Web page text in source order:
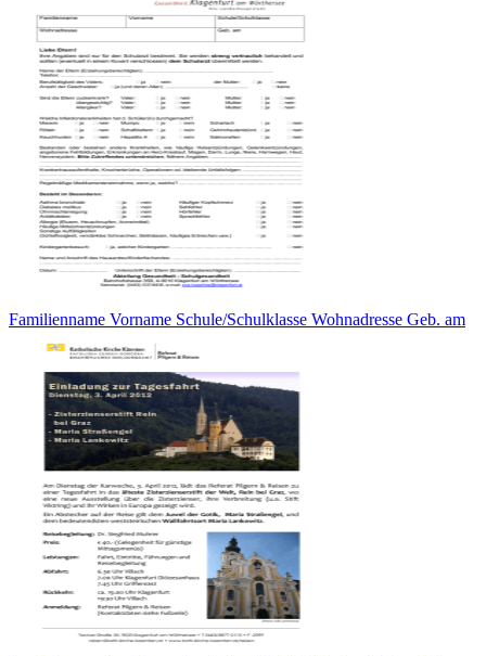
Familienname Vorname Schule/Schulklasse Wohnadresse Geb. am